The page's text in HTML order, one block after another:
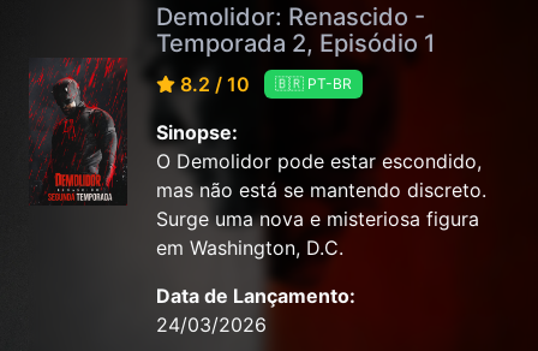
Demolidor: Renascido -
Temporada 2, Episódio 1
8.2 / 10 🇧🇷 PT-BR
Sinopse:
O Demolidor pode estar escondido,
mas não está se mantendo discreto.
Surge uma nova e misteriosa figura
em Washington, D.C.
Data de Lançamento:
24/03/2026